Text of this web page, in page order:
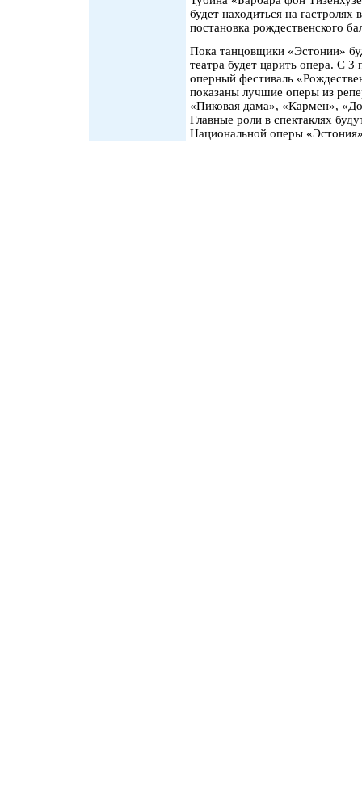
будет находиться на
постановка рождественского
Пока танцовщики «Эстонии»
театра будет царить опера. С 3
оперный фестиваль
показаны лучшие оперы из
«Пиковая дама», «Кармен»,
Главные роли в спектаклях
Национальной оперы